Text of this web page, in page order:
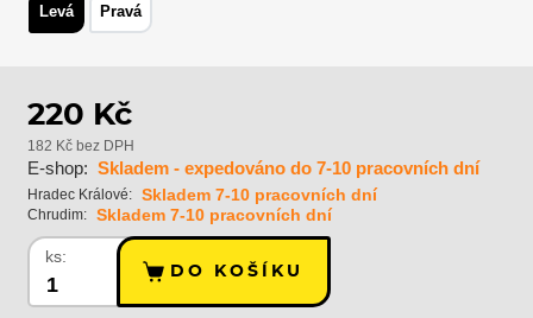
Levá Pravá
220 Kč
182 Kč bez DPH
E-shop: Skladem - expedováno do 7-10 pracovních dní
Hradec Králové: Skladem 7-10 pracovních dní
Chrudim: Skladem 7-10 pracovních dní
ks:
DO KOŠÍKU